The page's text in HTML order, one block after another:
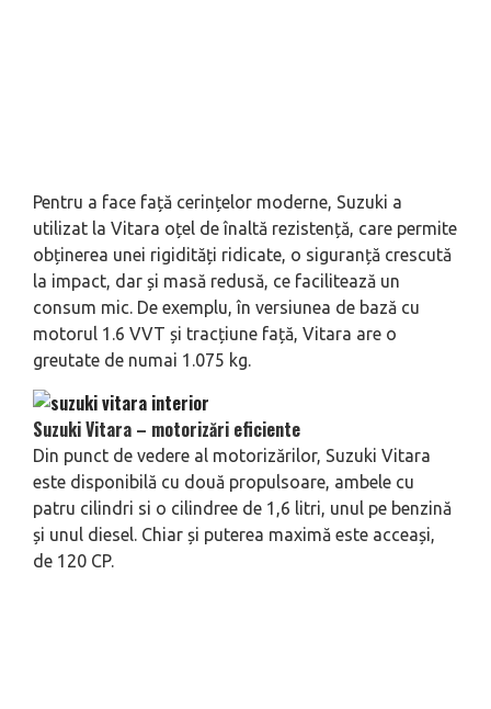
Pentru a face față cerințelor moderne, Suzuki a
utilizat la Vitara oțel de înaltă rezistență, care permite
obținerea unei rigidități ridicate, o siguranță crescută
la impact, dar și masă redusă, ce facilitează un
consum mic. De exemplu, în versiunea de bază cu
motorul 1.6 VVT și tracțiune față, Vitara are o
greutate de numai 1.075 kg.
Suzuki Vitara – motorizări eficiente
Din punct de vedere al motorizărilor, Suzuki Vitara
este disponibilă cu două propulsoare, ambele cu
patru cilindri si o cilindree de 1,6 litri, unul pe benzină
și unul diesel. Chiar și puterea maximă este acceași,
de 120 CP.